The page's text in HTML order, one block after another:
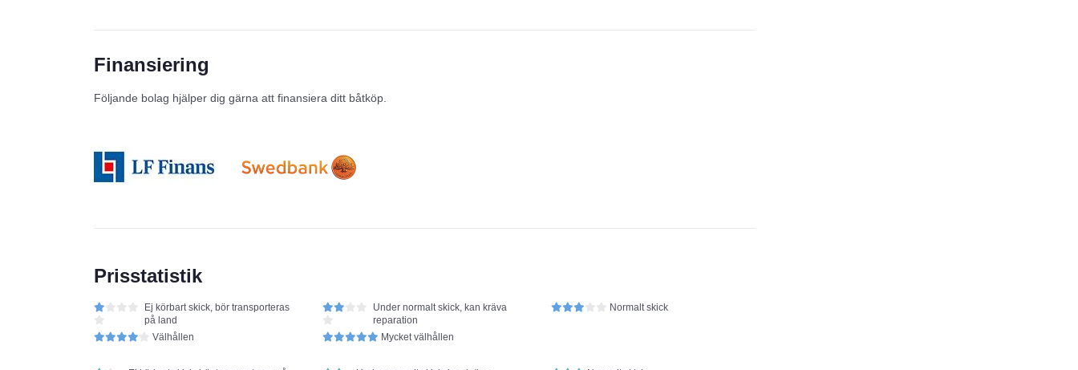
Finansiering
Följande bolag hjälper dig gärna att finansiera ditt båtköp.
Prisstatistik
Ej körbart skick, bör transporteras
på land
Under normalt skick, kan kräva
reparation
Normalt skick
Välhållen Mycket välhållen